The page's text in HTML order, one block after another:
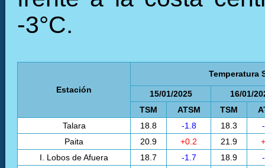
-3°C.
Estación
Temperatura
15/01/2025
16/01/
TSM
ATSM TSM
Talara
18.8 -1.8 18.3
Paita
20.9 +0.2 21.9
I. Lobos de Afuera
18.7 -1.7 18.9